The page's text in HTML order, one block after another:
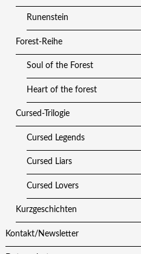
Runenstein
Forest-Reihe
Soul of the Forest
Heart of the forest
Cursed-Trilogie
Cursed Legends
Cursed Liars
Cursed Lovers
Kurzgeschichten
Kontakt/Newsletter